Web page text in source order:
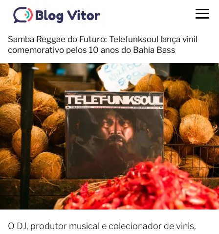
Samba Reggae do Futuro: Telefunksoul lança vinil
comemorativo pelos 10 anos do Bahia Bass
O DJ, produtor musical e colecionador de vinis,